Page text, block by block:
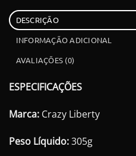
DESCRIÇÃO
INFORMAÇÃO ADICIONAL
AVALIAÇÕES (0)
ESPECIFICAÇÕES
Marca: Crazy Liberty
Peso Líquido:305g